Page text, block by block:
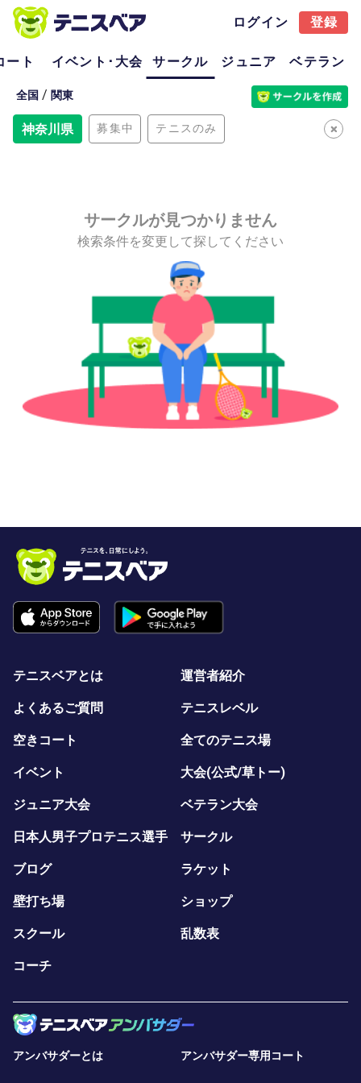
ログイン 登録
ート イベント･大会 サークル ジュニア ベテラン
全国 / 関東
神奈川県 募集中 テニスのみ
サークルが見つかりません
検索条件を変更して探してください
テニスベアとは 運営者紹介
よくあるご質問 テニスレベル
空きコート 全てのテニス場
イベント 大会(公式/草トー)
ジュニア大会 ベテラン大会
日本人男子プロテニス選手 サークル
ブログ ラケット
壁打ち場 ショップ
スクール 乱数表
コーチ
アンバサダーとは アンバサダー専用コート